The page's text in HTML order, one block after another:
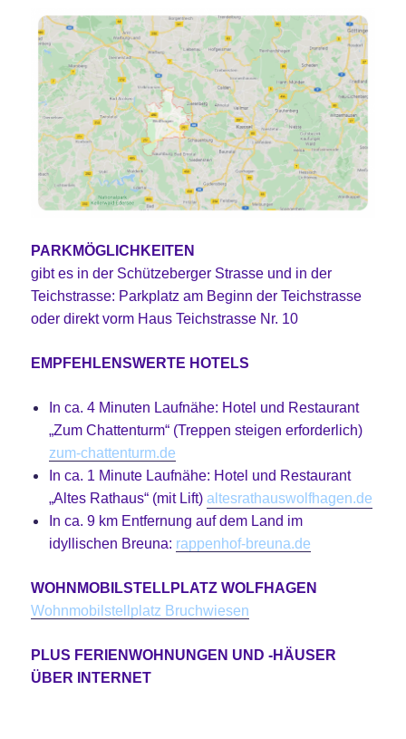
PARKMÖGLICHKEITEN
gibt es in der Schützeberger Strasse und in der
Teichstrasse: Parkplatz am Beginn der Teichstrasse
oder direkt vorm Haus Teichstrasse Nr. 10
EMPFEHLENSWERTE HOTELS
In ca. 4 Minuten Laufnähe: Hotel und Restaurant
„Zum Chattenturm“ (Treppen steigen erforderlich)
zum-chattenturm.de
In ca. 1 Minute Laufnähe: Hotel und Restaurant
„Altes Rathaus“ (mit Lift)altesrathauswolfhagen.de
In ca. 9 km Entfernung auf dem Land im
idyllischen Breuna: rappenhof-breuna.de
WOHNMOBILSTELLPLATZ WOLFHAGEN
Wohnmobilstellplatz Bruchwiesen
PLUS FERIENWOHNUNGEN UND -HÄUSER
ÜBER INTERNET